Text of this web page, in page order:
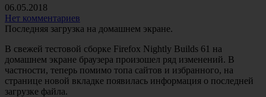
06.05.2018
Нет комментариев
Последняя загрузка на домашнем экране.
В свежей тестовой сборке Firefox Nightly Builds 61 на
домашнем экране браузера произошел ряд изменений. В
частности, теперь помимо топа сайтов и избранного, на
странице новой вкладке появилась информация о последней
загрузке файла.